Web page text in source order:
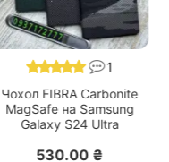
1
Чохол FIBRA Carbonite
MagSafe на Samsung
Galaxy S24 Ultra
530.00 ₴